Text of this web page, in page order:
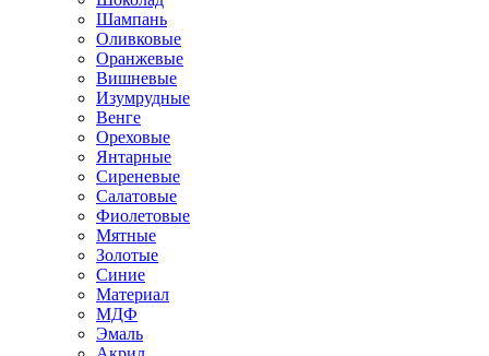
Шампань
Оливковые
Оранжевые
Вишневые
Изумрудные
Венге
Ореховые
Янтарные
Сиреневые
Салатовые
Фиолетовые
Мятные
Золотые
Синие
Материал
МДФ
Эмаль